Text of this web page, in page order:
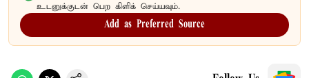
உடனுக்குடன் பெற கிளிக் செய்யவும்.
Add as Preferred Source